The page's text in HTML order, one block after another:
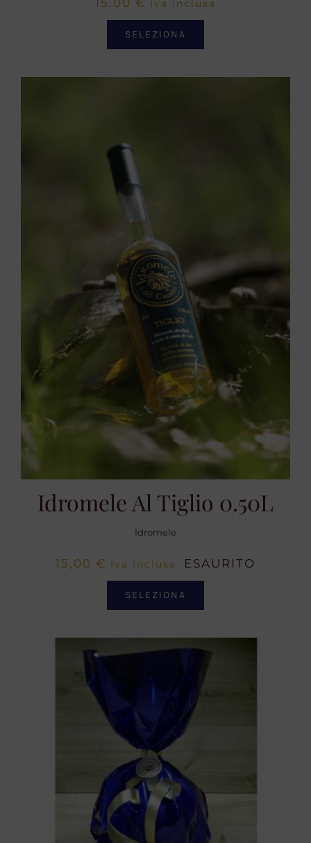
Iva Inclusa
SELEZIONA
Idromele Al Tiglio 0.50L
Idromele
15,00 € Iva Inclusa ESAURITO
SELEZIONA